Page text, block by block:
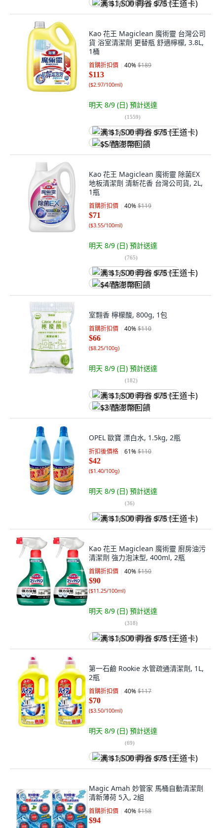
满 $1,500 再省 $75 (王道卡)
Kao 花王 Magiclean 魔術靈 台灣公司
貨 浴室清潔劑 更替瓶 舒適檸檬, 3.8L,
1桶
首購折扣價 40%$189
$113
($2.97/100ml)
明天 8/9 (日) 預計送達
(1559)
满 $1,500 再省 $75 (王道卡)
$5 酷澎幣回饋
Kao 花王 Magiclean 魔術靈 除菌EX
地板清潔劑 清新花香 台灣公司貨, 2L,
1瓶
首購折扣價 40%$119
$71
($3.55/100ml)
明天 8/9 (日) 預計送達
(765)
满 $1,500 再省 $75 (王道卡)
$4 酷澎幣回饋
室翲香 檸檬酸, 800g, 1包
首購折扣價 40%$110
$66
($8.25/100g)
明天 8/9 (日) 預計送達
(182)
满 $1,500 再省 $75 (王道卡)
$3 酷澎幣回饋
OPEL 歐寶 漂白水, 1.5kg, 2瓶
折扣後價格 61%$110
$42
($1.40/100g)
明天 8/9 (日) 預計送達
(36)
满 $1,500 再省 $75 (王道卡)
Kao 花王 Magiclean 魔術靈 廚房油污
清潔劑 強力泡沫型, 400ml, 2瓶
首購折扣價 40%$150
$90
($11.25/100ml)
明天 8/9 (日) 預計送達
(318)
满 $1,500 再省 $75 (王道卡)
第一石鹼 Rookie 水管疏通清潔劑, 1L,
2瓶
首購折扣價 40%$117
$70
($3.50/100ml)
明天 8/9 (日) 預計送達
(69)
满 $1,500 再省 $75 (王道卡)
Magic Amah 妙管家 馬桶自動清潔劑
清新薄荷 5入, 2組
首購折扣價 40%$158
$94